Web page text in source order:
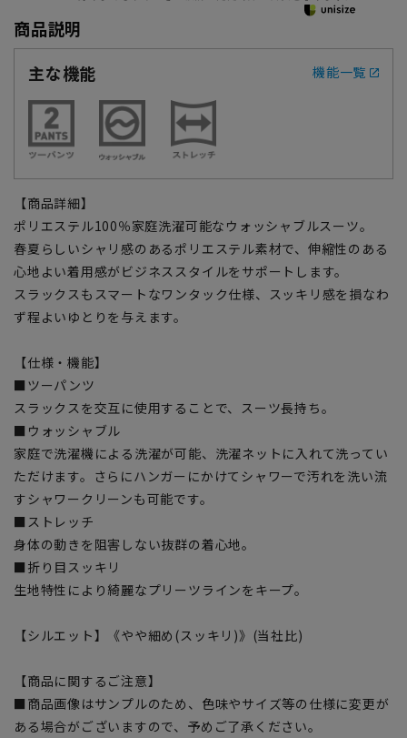
商品説明
主な機能
機能一覧
【商品詳細】
ポリエステル100％家庭洗濯可能なウォッシャブルスーツ。
春夏らしいシャリ感のあるポリエステル素材で、伸縮性のある
心地よい着用感がビジネススタイルをサポートします。
スラックスもスマートなワンタック仕様、スッキリ感を損なわ
ず程よいゆとりを与えます。
【仕様・機能】
■ツーパンツ
スラックスを交互に使用することで、スーツ長持ち。
■ウォッシャブル
家庭で洗濯機による洗濯が可能、洗濯ネットに入れて洗ってい
ただけます。さらにハンガーにかけてシャワーで汚れを洗い流
すシャワークリーンも可能です。
■ストレッチ
身体の動きを阻害しない抜群の着心地。
■折り目スッキリ
生地特性により綺麗なプリーツラインをキープ。
【シルエット】《やや細め(スッキリ)》(当社比)
【商品に関するご注意】
■商品画像はサンプルのため、色味やサイズ等の仕様に変更が
ある場合がございますので、予めご了承ください。